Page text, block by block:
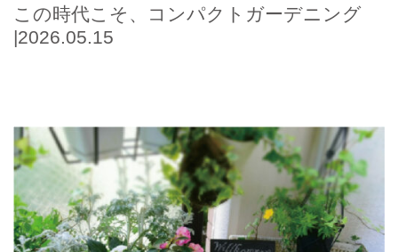
この時代こそ、コンパクトガーデニング
|2026.05.15